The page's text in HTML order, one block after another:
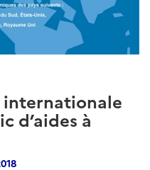
internationale
d’aides à